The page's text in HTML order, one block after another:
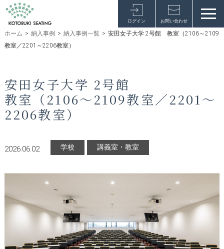
ログイン お問い合わせ
ホーム > 納入事例 > 納入事例一覧 > 安田女子大学 2号館 教室（2106～2109
教室／2201～2206教室）
安田女子大学 2号館
教室（2106～2109教室／2201～
2206教室）
2026.06.02 学校 講義室・教室